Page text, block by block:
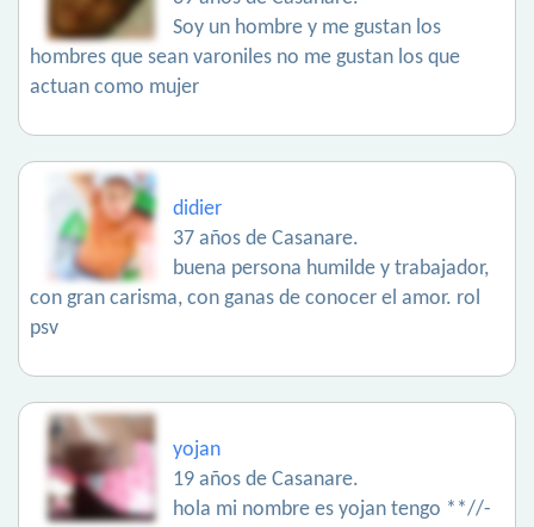
Soy un hombre y me gustan los
hombres que sean varoniles no me gustan los que
actuan como mujer
didier
37 años de Casanare.
buena persona humilde y trabajador,
con gran carisma, con ganas de conocer el amor. rol
psv
yojan
19 años de Casanare.
hola mi nombre es yojan tengo **//-